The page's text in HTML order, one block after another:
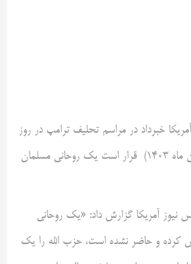
خبرداد در مراسم تحلیف ترامپ در روز
۲۰ ژانویه ۲۰۲۵ (اول بهمن ماه ۱۴۰۳) قرار است یک روحانی مسلمان
نیوز آمریکا گزارش داد: «یک روحانی
کرده و حاضر نشده است، حزب الله را یک